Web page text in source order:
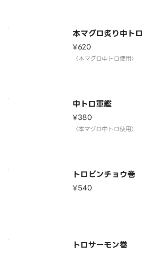
本マグロ炙り中トロ
¥620
〈本マグロ中トロ使用〉
中トロ軍艦
¥380
〈本マグロ中トロ使用〉
トロビンチョウ巻
¥540
トロサーモン巻